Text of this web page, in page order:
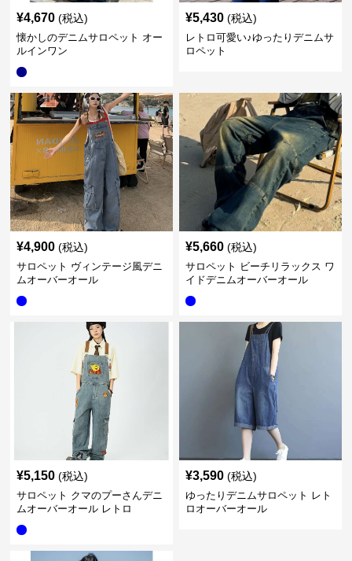
¥4,670 (税込)
懐かしのデニムサロペット オー
ルインワン
¥5,430 (税込)
レトロ可愛い♪ゆったりデニムサ
ロペット
¥4,900 (税込)
サロペット ヴィンテージ風デニ
ムオーバーオール
¥5,660 (税込)
サロペット ビーチリラックス ワ
イドデニムオーバーオール
¥5,150 (税込)
サロペット クマのプーさんデニ
ムオーバーオール レトロ
¥3,590 (税込)
ゆったりデニムサロペット レト
ロオーバーオール